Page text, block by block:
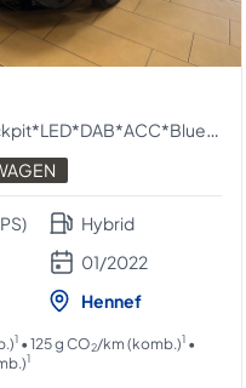
Hybrid
01/2022
Hennef
1• 125 g CO2/km (komb.)1•
1